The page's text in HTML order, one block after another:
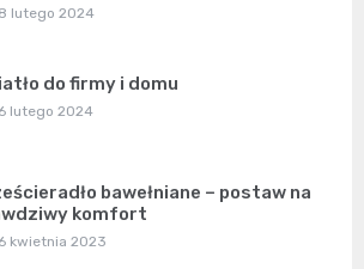
lutego 2024
do firmy i domu
lutego 2024
bawełniane – postaw na
komfort
kwietnia 2023